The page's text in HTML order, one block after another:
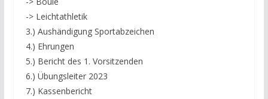
-> Leichtathletik
3.) Aushändigung Sportabzeichen
4.) Ehrungen
5.) Bericht des 1. Vorsitzenden
6.) Übungsleiter 2023
7.) Kassenbericht